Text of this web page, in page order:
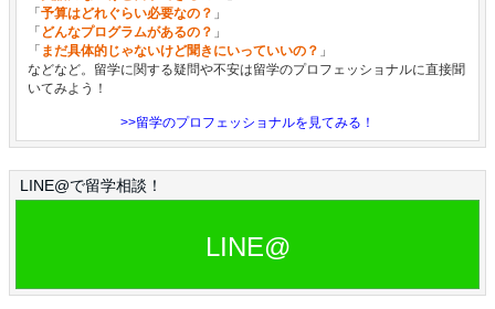
「予算はどれぐらい必要なの？ 」
「 どんなプログラムがあるの？ 」
「 まだ具体的じゃないけど聞きにいっていいの？ 」
などなど。留学に関する疑問や不安は留学のプロフェッショナルに直接聞
いてみよう！
>>留学のプロフェッショナルを見てみる！
LINE@で留学相談！
LINE@